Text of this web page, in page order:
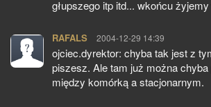
głupszego itp itd... wkońcu
RAFALS pisze:
2004-12-29 14:39
ojciec.dyrektor: chyba tak jest z
piszesz. Ale tam już można
między komórką a stacjonarnym.